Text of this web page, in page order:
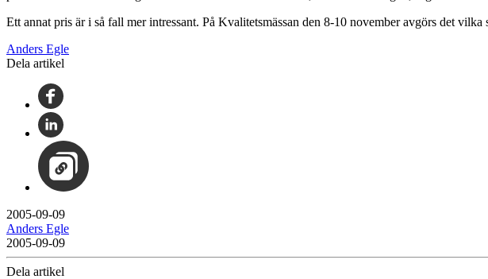
Ett annat pris är i så fall mer intressant. På Kvalitetsmässan den 8-10 november avgörs det
Anders Egle
Dela artikel
2005-09-09
Anders Egle
2005-09-09
Dela artikel